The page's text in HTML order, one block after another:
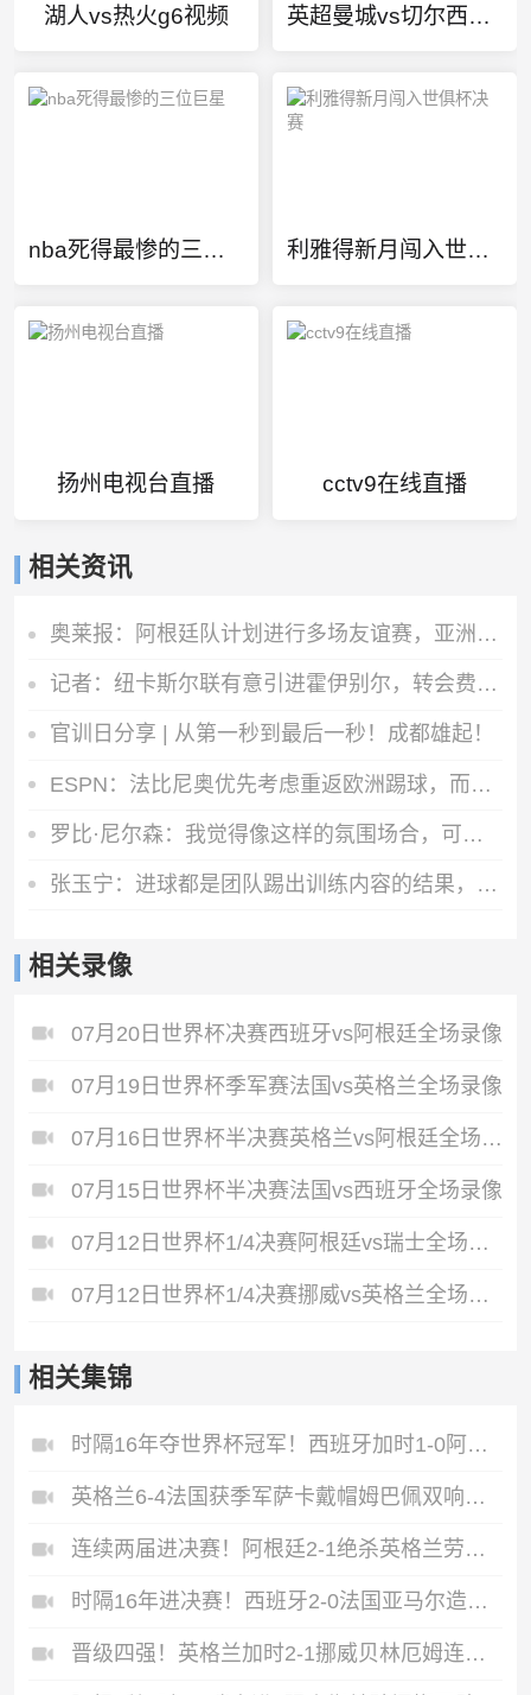
湖人vs热火g6视频 英超曼城vs切尔西最新
nba死得最惨的三位巨星 利雅得新月闯入世俱杯决赛
扬州电视台直播 cctv9在线直播
相关资讯
奥莱报：阿根廷队计划进行多场友谊赛，亚洲是主要考虑的目的地
记者：纽卡斯尔联有意引进霍伊别尔，转会费1000万-1500万英镑
官训日分享 | 从第一秒到最后一秒！成都雄起！
ESPN：法比尼奥优先考虑重返欧洲踢球，而不是回到祖国巴西
罗比·尼尔森：我觉得像这样的氛围场合，可能影响了球员们的思绪
张玉宁：进球都是团队踢出训练内容的结果，祝贺蒋子承完成首秀
相关录像
07月20日世界杯决赛西班牙vs阿根廷全场录像
07月19日世界杯季军赛法国vs英格兰全场录像
07月16日世界杯半决赛英格兰vs阿根廷全场录像
07月15日世界杯半决赛法国vs西班牙全场录像
07月12日世界杯1/4决赛阿根廷vs瑞士全场录像
07月12日世界杯1/4决赛挪威vs英格兰全场录像
相关集锦
时隔16年夺世界杯冠军！西班牙加时1-0阿根廷费兰制胜恩佐染红
英格兰6-4法国获季军萨卡戴帽姆巴佩双响创纪录奥利塞2助+失良机
连续两届进决赛！阿根廷2-1绝杀英格兰劳塔罗恩佐破门梅西两助攻
时隔16年进决赛！西班牙2-0法国亚马尔造点奥亚萨瓦尔、波罗破门
晋级四强！英格兰加时2-1挪威贝林厄姆连场双响谢尔德鲁普破门